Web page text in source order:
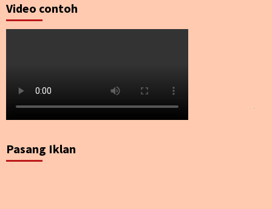
Video contoh
Pasang Iklan